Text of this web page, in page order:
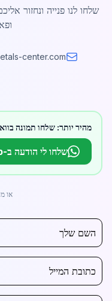
שלחו לנו פנייה ונחזור
center.com
מהיר יותר: שלחו תמונה
שלחו לי הודעה ב-WhatsApp
או